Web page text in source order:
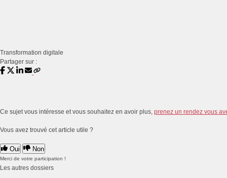
Transformation digitale
Partager sur :
Ce sujet vous intéresse et vous souhaitez en avoir plus, prenez un rendez vous
Vous avez trouvé cet article utile ?
Oui Non
Merci de votre participation !
Les autres dossiers